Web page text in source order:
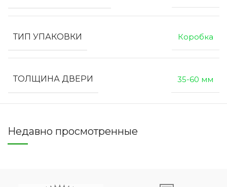
ТИП УПАКОВКИ Коробка
ТОЛЩИНА ДВЕРИ 35-60 мм
Недавно просмотренные